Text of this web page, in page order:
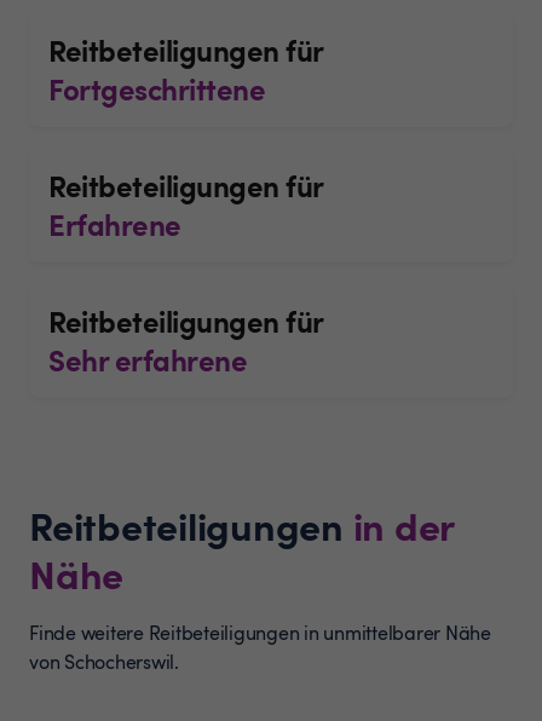
Reitbeteiligungen für
Fortgeschrittene
Reitbeteiligungen für
Erfahrene
Reitbeteiligungen für
Sehr erfahrene
Reitbeteiligungen in der
Nähe
Finde weitere Reitbeteiligungen in unmittelbarer Nähe
von Schocherswil.